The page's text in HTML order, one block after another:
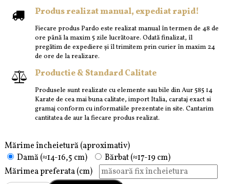
Produs realizat manual, expediat rapid!
Fiecare produs Pardo este realizat manual în termen de 48 de
ore până la maxim 5 zile lucrătoare. Odată finalizat, îl
pregătim de expediere și îl trimitem prin curier în maxim 24
de ore de la realizare.
Productie & Standard Calitate
Produsele sunt realizate cu elemente sau bile din Aur 585 14
Karate de cea mai buna calitate, import Italia, carataj exact si
gramaj conform cu informatiile prezentate in site. Cantarim
cantitatea de aur la fiecare produs realizat.
Mărime încheietură (aproximativ)
Damă (≈14-16,5 cm)
Bărbat (≈17-19 cm)
Mărimea preferata (cm)